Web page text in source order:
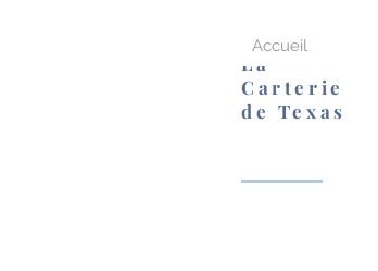
La
Carterie
de Texas
Accueil